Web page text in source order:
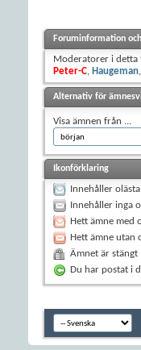
Foruminformation
Moderatorer i detta
Peter-C, Haugeman,
Alternativ för
Visa ämnen från ...
Ikonförklaring
Innehåller
Innehåller inga
Hett ämne med
Hett ämne utan
Ämnet är stängt
Du har postat i